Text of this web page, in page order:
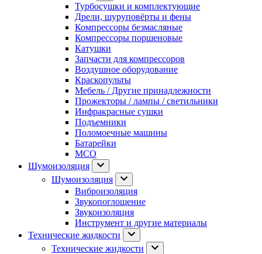
Турбосушки и комплектующие
Дрели, шуруповёрты и фены
Компрессоры безмасляные
Компрессоры поршеновые
Катушки
Запчасти для компрессоров
Воздушное оборудование
Краскопульты
Мебель / Другие принадлежности
Прожекторы / лампы / светильники
Инфракрасные сушки
Подъемники
Поломоечные машины
Батарейки
МСО
Шумоизоляция
Шумоизоляция
Виброизоляция
Звукопоглощение
Звукоизоляция
Инструмент и другие материалы
Технические жидкости
Технические жидкости